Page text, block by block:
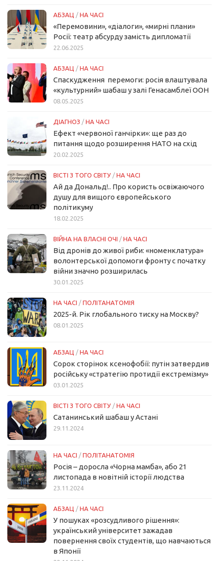
АБЗАЦ / НА ЧАСІ
«Перемовини», «діалоги», «мирні плани»
Росії: театр абсурду замість дипломатії
22.06.2025
АБЗАЦ / НА ЧАСІ
Спаскудження перемоги: росія влаштувала
«культурний» шабаш у залі Генасамблеї ООН
08.05.2025
ДІАГНОЗ / НА ЧАСІ
Ефект «червоної ганчірки»: ще раз до
питання щодо розширення НАТО на схід
20.02.2025
ВІСТІ З ТОГО СВІТУ / НА ЧАСІ
Ай да Дональд!.. Про користь освіжаючого
душу для вищого європейського
політикуму
18.02.2025
ВІЙНА НА ВЛАСНІ ОЧІ / НА ЧАСІ
Від дронів до живої риби: «номенклатура»
волонтерської допомоги фронту с початку
війни значно розширилась
30.01.2025
НА ЧАСІ / ПОЛІТАНАТОМІЯ
2025-й. Рік глобального тиску на Москву?
08.01.2025
АБЗАЦ / НА ЧАСІ
Сорок сторінок ксенофобії: путін затвердив
російську «стратегію протидії екстремізму»
03.01.2025
ВІСТІ З ТОГО СВІТУ / НА ЧАСІ
Сатанинський шабаш у Астані
29.11.2024
НА ЧАСІ / ПОЛІТАНАТОМІЯ
Росія – доросла «Чорна мамба», або 21
листопада в новітній історії людства
23.11.2024
АБЗАЦ / НА ЧАСІ
У пошуках «розсудливого рішення»:
український університет зажадав
повернення своїх студентів, що навчаються
в Японії